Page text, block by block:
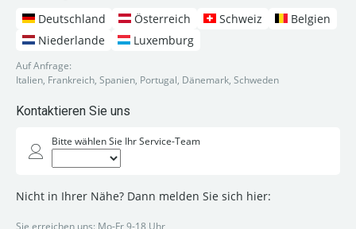
Deutschland
Österreich Schweiz
Belgien
Niederlande
Luxemburg
Auf Anfrage:
Italien, Frankreich, Spanien, Portugal, Dänemark, Schweden
Kontaktieren Sie uns
Bitte wählen Sie Ihr Service-Team
Nicht in Ihrer Nähe? Dann melden Sie sich hier:
Sie erreichen uns: Mo-Fr 9-18 Uhr